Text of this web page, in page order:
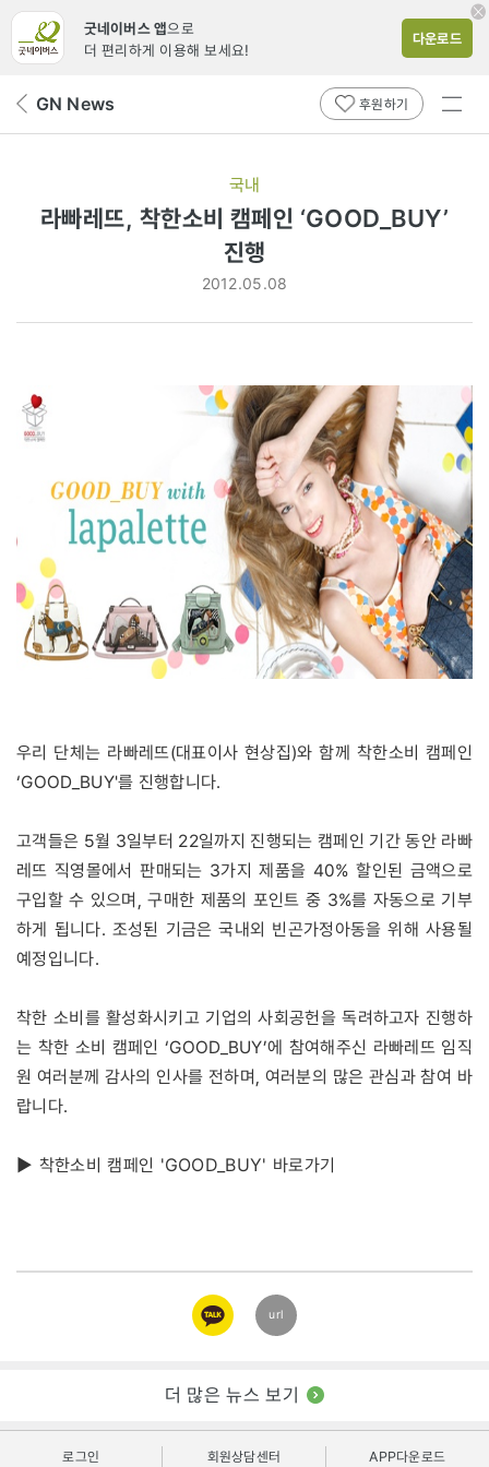
굿네이버스 앱으로
더 편리하게 이용해 보세요!
다운로드
뒤 GN News 후원하기
전체
국내
라빠레뜨, 착한소비 캠페인 ‘GOOD_BUY’
진행
2012.05.08
우리 단체는 라빠레뜨(대표이사 현상집)와 함께 착한소비 캠페인
‘GOOD_BUY'를 진행합니다.
고객들은 5월 3일부터 22일까지 진행되는 캠페인 기간 동안 라빠
레뜨 직영몰에서 판매되는 3가지 제품을 40% 할인된 금액으로
구입할 수 있으며, 구매한 제품의 포인트 중 3%를 자동으로 기부
하게 됩니다. 조성된 기금은 국내외 빈곤가정아동을 위해 사용될
예정입니다.
착한 소비를 활성화시키고 기업의 사회공헌을 독려하고자 진행하
는 착한 소비 캠페인 ‘GOOD_BUY’에 참여해주신 라빠레뜨 임직
원 여러분께 감사의 인사를 전하며, 여러분의 많은 관심과 참여 바
랍니다.
▶ 착한소비 캠페인 'GOOD_BUY' 바로가기
카카오
링크
url
더 많은 뉴스 보기
로그인 회원상담센터 APP다운로드